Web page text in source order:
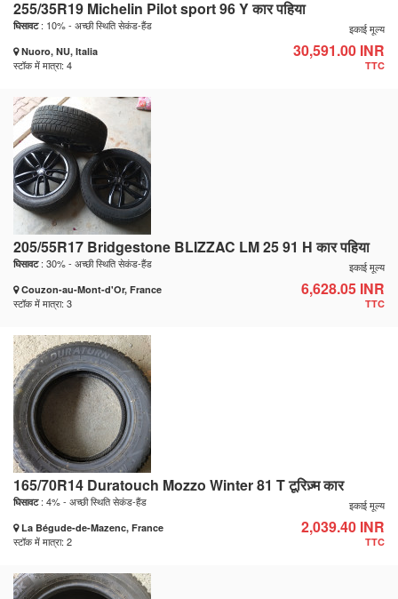
255/35R19 Michelin Pilot sport 96 Y कार पहिया
घिसावट: 10% - अच्छी स्थिति सेकंड-हैंड
Nuoro, NU, Italia
स्टॉक में मात्रा: 4
इकाई मूल्य
30,591.00 INR
TTC
205/55R17 Bridgestone BLIZZAC LM 25 91 H कार पहिया
घिसावट: 30% - अच्छी स्थिति सेकंड-हैंड
Couzon-au-Mont-d'Or, France
स्टॉक में मात्रा: 3
इकाई मूल्य
6,628.05 INR
TTC
165/70R14 Duratouch Mozzo Winter 81 T टूरिज़्म कार
घिसावट: 4% - अच्छी स्थिति सेकंड-हैंड
La Bégude-de-Mazenc, France
स्टॉक में मात्रा: 2
इकाई मूल्य
2,039.40 INR
TTC